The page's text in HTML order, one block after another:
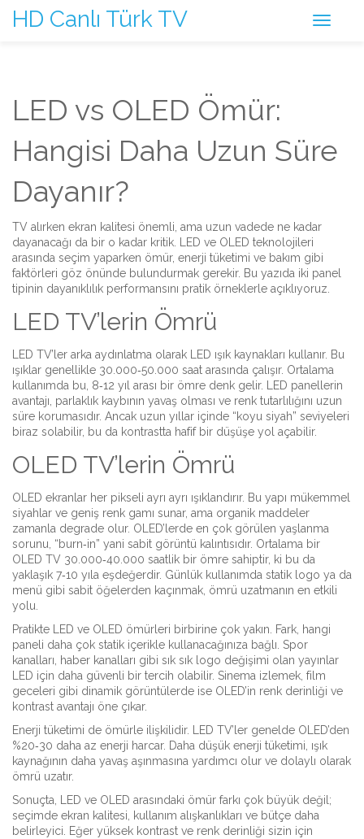
HD Canlı Türk TV
LED vs OLED Ömür:
Hangisi Daha Uzun Süre
Dayanır?
TV alırken ekran kalitesi önemli, ama uzun vadede ne kadar
dayanacağı da bir o kadar kritik. LED ve OLED teknolojileri
arasında seçim yaparken ömür, enerji tüketimi ve bakım gibi
faktörleri göz önünde bulundurmak gerekir. Bu yazıda iki panel
tipinin dayanıklılık performansını pratik örneklerle açıklıyoruz.
LED TV’lerin Ömrü
LED TV’ler arka aydınlatma olarak LED ışık kaynakları kullanır. Bu
ışıklar genellikle 30.000‑50.000 saat arasında çalışır. Ortalama
kullanımda bu, 8‑12 yıl arası bir ömre denk gelir. LED panellerin
avantajı, parlaklık kaybının yavaş olması ve renk tutarlılığını uzun
süre korumasıdır. Ancak uzun yıllar içinde “koyu siyah” seviyeleri
biraz solabilir, bu da kontrastta hafif bir düşüşe yol açabilir.
OLED TV’lerin Ömrü
OLED ekranlar her pikseli ayrı ayrı ışıklandırır. Bu yapı mükemmel
siyahlar ve geniş renk gamı sunar, ama organik maddeler
zamanla degrade olur. OLED’lerde en çok görülen yaşlanma
sorunu, “burn‑in” yani sabit görüntü kalıntısıdır. Ortalama bir
OLED TV 30.000‑40.000 saatlik bir ömre sahiptir, ki bu da
yaklaşık 7‑10 yıla eşdeğerdir. Günlük kullanımda statik logo ya da
menü gibi sabit öğelerden kaçınmak, ömrü uzatmanın en etkili
yolu.
Pratikte LED ve OLED ömürleri birbirine çok yakın. Fark, hangi
paneli daha çok statik içerikle kullanacağınıza bağlı. Spor
kanalları, haber kanalları gibi sık sık logo değişimi olan yayınlar
LED için daha güvenli bir tercih olabilir. Sinema izlemek, film
geceleri gibi dinamik görüntülerde ise OLED’in renk derinliği ve
kontrast avantajı öne çıkar.
Enerji tüketimi de ömürle ilişkilidir. LED TV’ler genelde OLED’den
%20‑30 daha az enerji harcar. Daha düşük enerji tüketimi, ışık
kaynağının daha yavaş aşınmasına yardımcı olur ve dolaylı olarak
ömrü uzatır.
Sonuçta, LED ve OLED arasındaki ömür farkı çok büyük değil;
seçimde ekran kalitesi, kullanım alışkanlıkları ve bütçe daha
belirleyici. Eğer yüksek kontrast ve renk derinliği sizin için